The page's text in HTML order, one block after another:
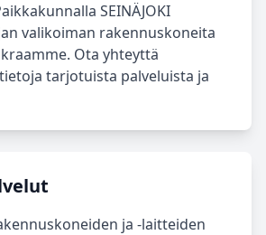
SEINÄJOKI
valikoiman rakennuskoneita
Ota yhteyttä
tarjotuista palveluista ja
ja -laitteiden